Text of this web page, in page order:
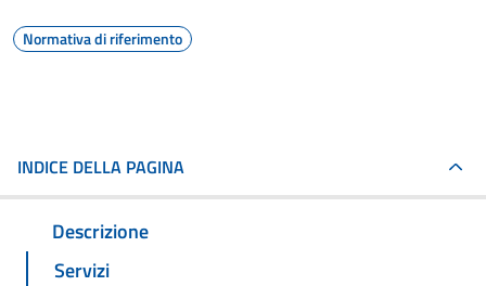
Normativa di riferimento
INDICE DELLA PAGINA
Descrizione
Servizi